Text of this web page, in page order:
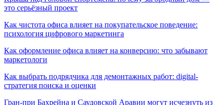
это серьёзный проект
Как чистота офиса влияет на покупательское поведение:
психология цифрового маркетинга
Как оформление офиса влияет на конверсию: что забывают
маркетологи
Как выбрать подрядчика для демонтажных работ: digital-
стратегия поиска и оценки
Гран-при Бахрейна и Саудовской Аравии могут исчезнуть из